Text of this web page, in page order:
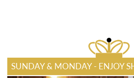
SUNDAY & MONDAY - ENJOY